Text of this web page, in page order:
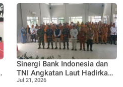
Sinergi Bank Indonesia dan
TNI Angkatan Laut Hadirkan
Ekspedisi Rupiah Berdaulat
Jul 21, 2026